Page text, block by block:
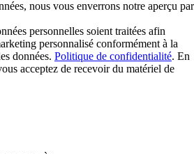
nous vous enverrons notre aperçu par
personnelles soient traitées afin
personnalisé conformément à la
données. Politique de confidentialité. En
acceptez de recevoir du matériel de